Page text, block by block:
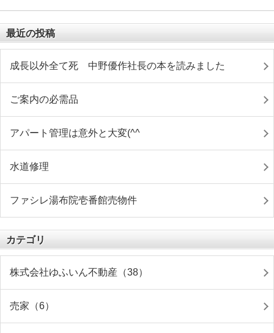
最近の投稿
成長以外全て死 中野優作社長の本を読みました
ご案内の必需品
アパート管理は意外と大変(^^ゞ
水道修理
ファシレ湯布院壱番館売物件
カテゴリ
株式会社ゆふいん不動産（38）
売家（6）